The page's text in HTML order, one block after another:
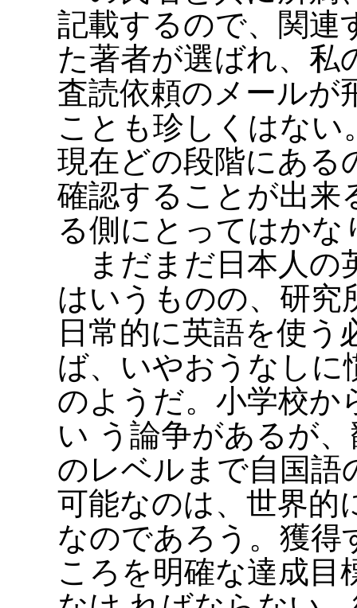
記載するので、関連
た著者が選ばれ、私
査読依頼のメールが
ことも珍しくはな
現在どの段階にある
確認することが出来
る側にとってはか
まだまだ日本人の
はいうものの、研究
日常的に英語を使
ば、いやおうなしに
のようだ。小学校か
い う論争があるが
のレベルまで自国語
可能なのは、世界的
なのであろう。獲得
ころを明確な達成目